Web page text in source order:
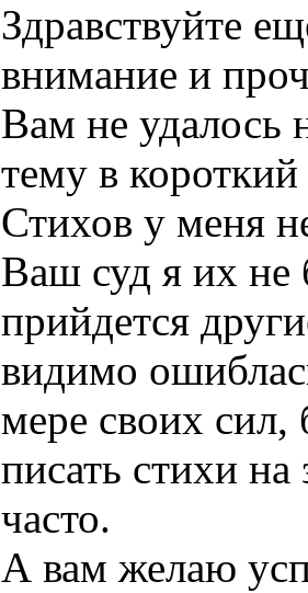
Здравствуйте
внимание и
Вам не удалось
тему в
Стихов у меня
Ваш суд я их не
прийдется
видимо
мере своих сил,
писать стихи
часто.
А вам желаю